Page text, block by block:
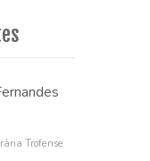
Trofense